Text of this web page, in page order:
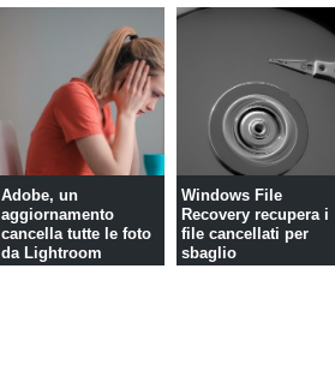
Adobe, un
aggiornamento
cancella tutte le foto
da Lightroom
Windows File
Recovery recupera i
file cancellati per
sbaglio